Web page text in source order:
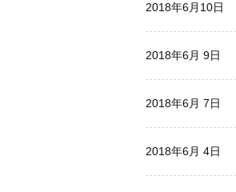
2018年6月10日
2018年6月 9日
2018年6月 7日
2018年6月 4日